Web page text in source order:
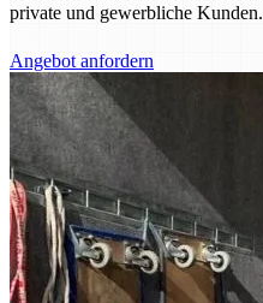
private und gewerbliche
Angebot anfordern